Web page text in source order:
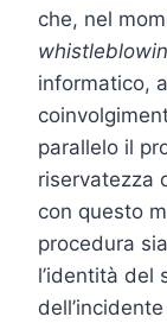
che, nel
informatico,
parallelo il
riservatezza
con questo
procedura
l’identità del